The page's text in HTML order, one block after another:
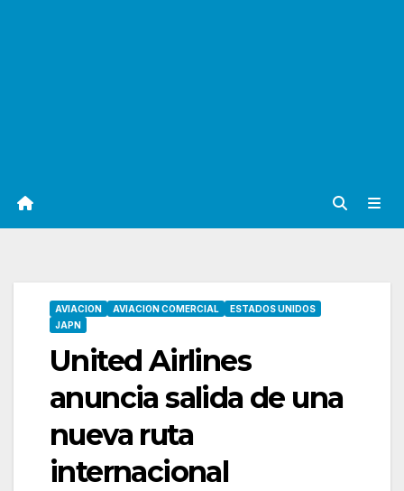
AVIACION AVIACION COMERCIAL
ESTADOS UNIDOS
JAPN
United Airlines
anuncia salida de una
nueva ruta
internacional